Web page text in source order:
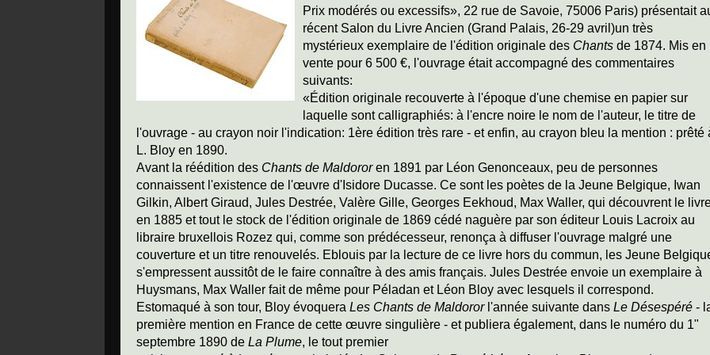
Prix modérés ou excessifs», 22 rue de Savoie, 75006 Paris) présentait
récent Salon du Livre Ancien (Grand Palais, 26-29 avril)un très
mystérieux exemplaire de l'édition originale des Chants de 1874. Mis en
vente pour 6 500 €, l'ouvrage était accompagné des commentaires
suivants:
«Édition originale recouverte à l'époque d'une chemise en papier sur
laquelle sont calligraphiés: à l'encre noire le nom de l'auteur, le titre de
l'ouvrage - au crayon noir l'indication: 1ère édition très rare - et enfin, au crayon bleu la mention : prêté
L. Bloy en 1890.
Avant la réédition des Chants de Maldororen 1891 par Léon Genonceaux, peu de personnes
connaissent l'existence de l'œuvre d'Isidore Ducasse. Ce sont les poètes de la Jeune Belgique, Iwan
Gilkin, Albert Giraud, Jules Destrée, Valère Gille, Georges Eekhoud, Max Waller, qui découvrent le
en 1885 et tout le stock de l'édition originale de 1869 cédé naguère par son éditeur Louis Lacroix au
libraire bruxellois Rozez qui, comme son prédécesseur, renonça à diffuser l'ouvrage malgré une
couverture et un titre renouvelés. Eblouis par la lecture de ce livre hors du commun, les Jeune
s'empressent aussitôt de le faire connaître à des amis français. Jules Destrée envoie un exemplaire à
Huysmans, Max Waller fait de même pour Péladan et Léon Bloy avec lesquels il correspond.
Estomaqué à son tour, Bloy évoquera Les Chants de Maldororl'année suivante dans Le Désespéré -
première mention en France de cette œuvre singulière - et publiera également, dans le numéro du 1"
septembre 1890 de La Plume, le tout premier